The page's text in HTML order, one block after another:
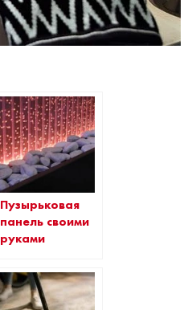
Пузырьковая
панель своими
руками